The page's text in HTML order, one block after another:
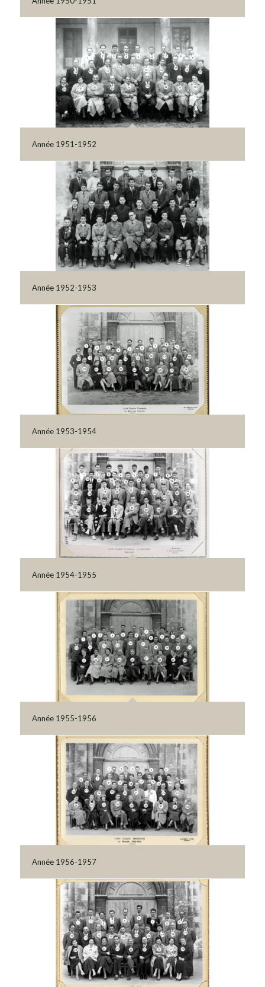
Année 1951-1952
Année 1952-1953
Année 1953-1954
Année 1954-1955
Année 1955-1956
Année 1956-1957